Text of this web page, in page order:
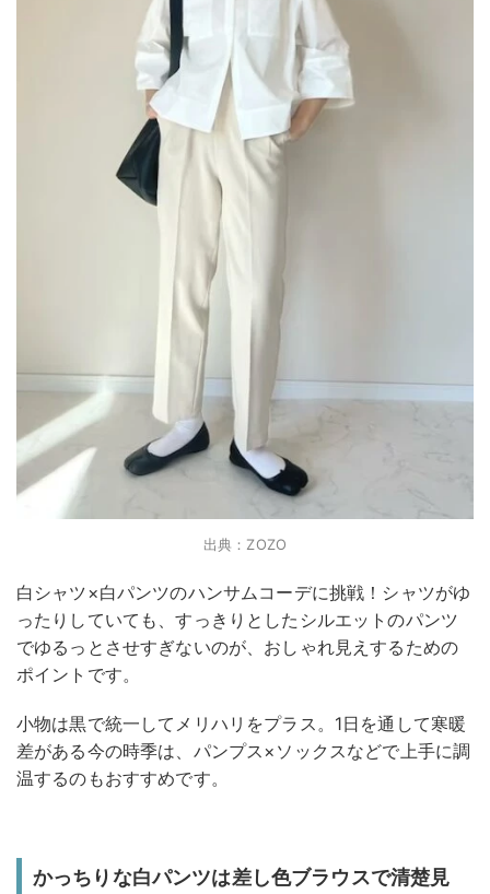
出典：ZOZO
白シャツ×白パンツのハンサムコーデに挑戦！シャツがゆ
ったりしていても、すっきりとしたシルエットのパンツ
でゆるっとさせすぎないのが、おしゃれ見えするための
ポイントです。
小物は黒で統一してメリハリをプラス。1日を通して寒暖
差がある今の時季は、パンプス×ソックスなどで上手に調
温するのもおすすめです。
かっちりな白パンツは差し色ブラウスで清楚見